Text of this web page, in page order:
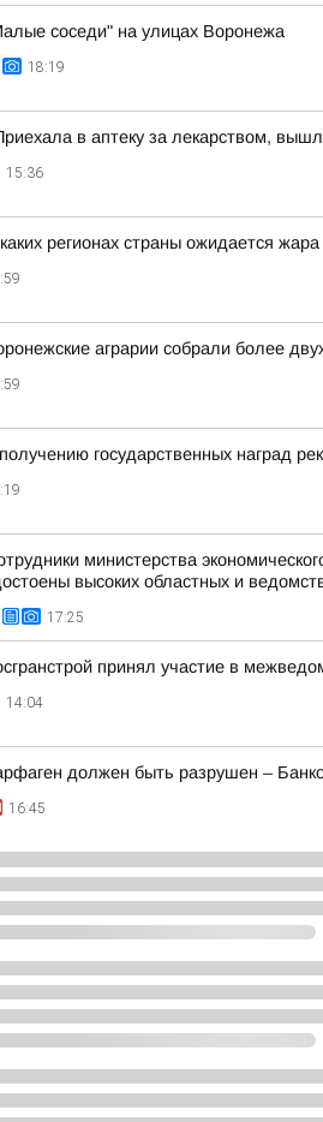
соседи" на улицах Воронежа
18:19
в аптеку за лекарством,
15:36
регионах страны ожидается
аграрии собрали более
государственных наград
министерства
высоких областных и
17:25
принял участие в
14:04
должен быть разрушен –
16:45